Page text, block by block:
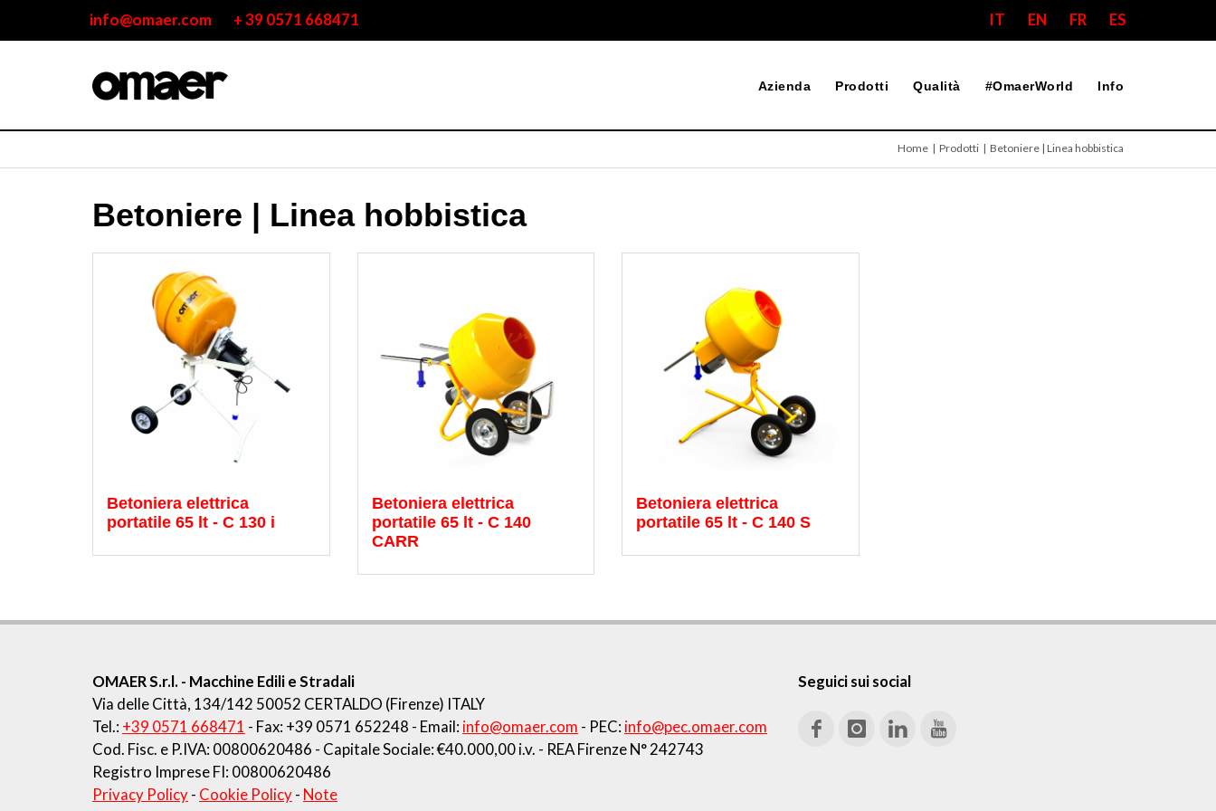
info@omaer.com + 39 0571 668471 IT EN FR ES
Azienda Prodotti Qualità #OmaerWorld Info
Home | Prodotti | Betoniere | Linea hobbistica
Betoniere | Linea hobbistica
Betoniera elettrica
portatile 65 lt - C 130 i
Betoniera elettrica
portatile 65 lt - C 140
CARR
Betoniera elettrica
portatile 65 lt - C 140 S
OMAER S.r.l. - Macchine Edili e Stradali
Via delle Città, 134/142 50052 CERTALDO (Firenze) ITALY
Tel.: +39 0571 668471 - Fax: +39 0571 652248 - Email: info@omaer.com - PEC: info@pec.omaer.com
Cod. Fisc. e P.IVA: 00800620486 - Capitale Sociale: €40.000,00 i.v. - REA Firenze N° 242743
Registro Imprese FI: 00800620486
Privacy Policy- Cookie Policy- Note
Seguici sui social